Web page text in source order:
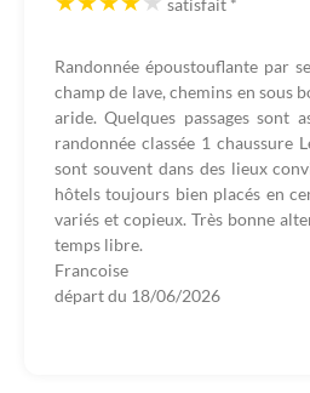
satisfait *
Randonnée époustouflante par
champ de lave, chemins en sous
aride. Quelques passages sont
randonnée classée 1 chaussure
sont souvent dans des lieux
hôtels toujours bien placés en
variés et copieux. Très bonne
temps libre.
Francoise
départ du 18/06/2026